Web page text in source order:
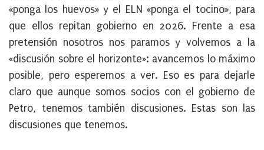
«ponga los huevos» y el ELN «ponga el tocino», para
que ellos repitan gobierno en 2026. Frente a esa
pretensión nosotros nos paramos y volvemos a la
«discusión sobre el horizonte»: avancemos lo máximo
posible, pero esperemos a ver. Eso es para dejarle
claro que aunque somos socios con el gobierno de
Petro, tenemos también discusiones. Estas son las
discusiones que tenemos.